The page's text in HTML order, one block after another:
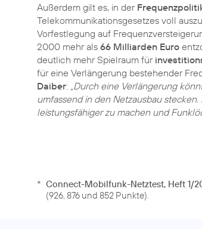
Außerdem gilt es, in der
Telekommunikationsgesetzes voll
Vorfestlegung auf
2000 mehr als 66 Milliarden Euro
deutlich mehr Spielraum für
für eine Verlängerung bestehender
Daiber: „Durch eine Verlängerung
umfassend in den Netzausbau
leistungsfähiger zu machen und
* Connect-Mobilfunk-Netztest, Heft 1/
(926, 876 und 852 Punkte).